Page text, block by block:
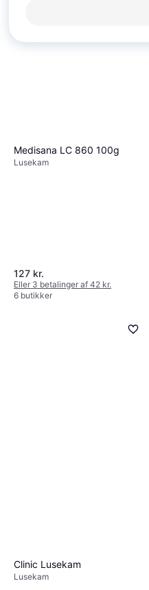
Medisana LC 860 100g
Lusekam
127 kr.
Eller 3 betalinger af 42 kr.
6 butikker
Clinic Lusekam
Lusekam